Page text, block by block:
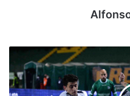
Campobasso:
le
pagelle